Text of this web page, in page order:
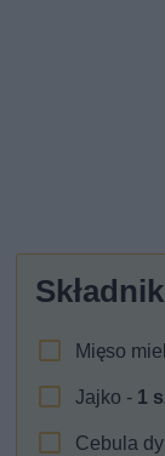
Mięso
Jajko - 1
Cebula